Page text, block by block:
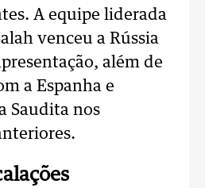
A equipe liderada
venceu a Rússia
além de
a Espanha e
Saudita nos